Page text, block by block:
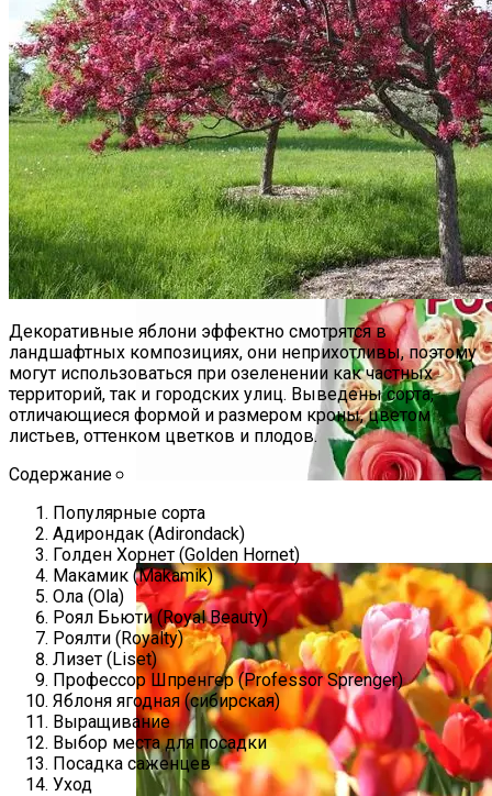
Весенняя Посадка Гладиолуса: Сроки,
Пошаговая Инструкция И Уход
Удобрения Для Роз: Как Правильно
Ухаживать За Любимыми Цветами
Декоративные яблони эффектно смотрятся в
ландшафтных композициях, они неприхотливы, поэтому
могут использоваться при озеленении как частных
территорий, так и городских улиц. Выведены сорта,
отличающиеся формой и размером кроны, цветом
листьев, оттенком цветков и плодов.
Содержание
Популярные сорта
Адирондак (Adirondack)
Голден Хорнет (Golden Hornet)
Макамик (Makamik)
Ола (Ola)
Роял Бьюти (Royal Beauty)
Роялти (Royalty)
Лизет (Liset)
Профессор Шпренгер (Professor Sprenger)
Яблоня ягодная (сибирская)
Выращивание
Выбор места для посадки
Посадка саженцев
Уход